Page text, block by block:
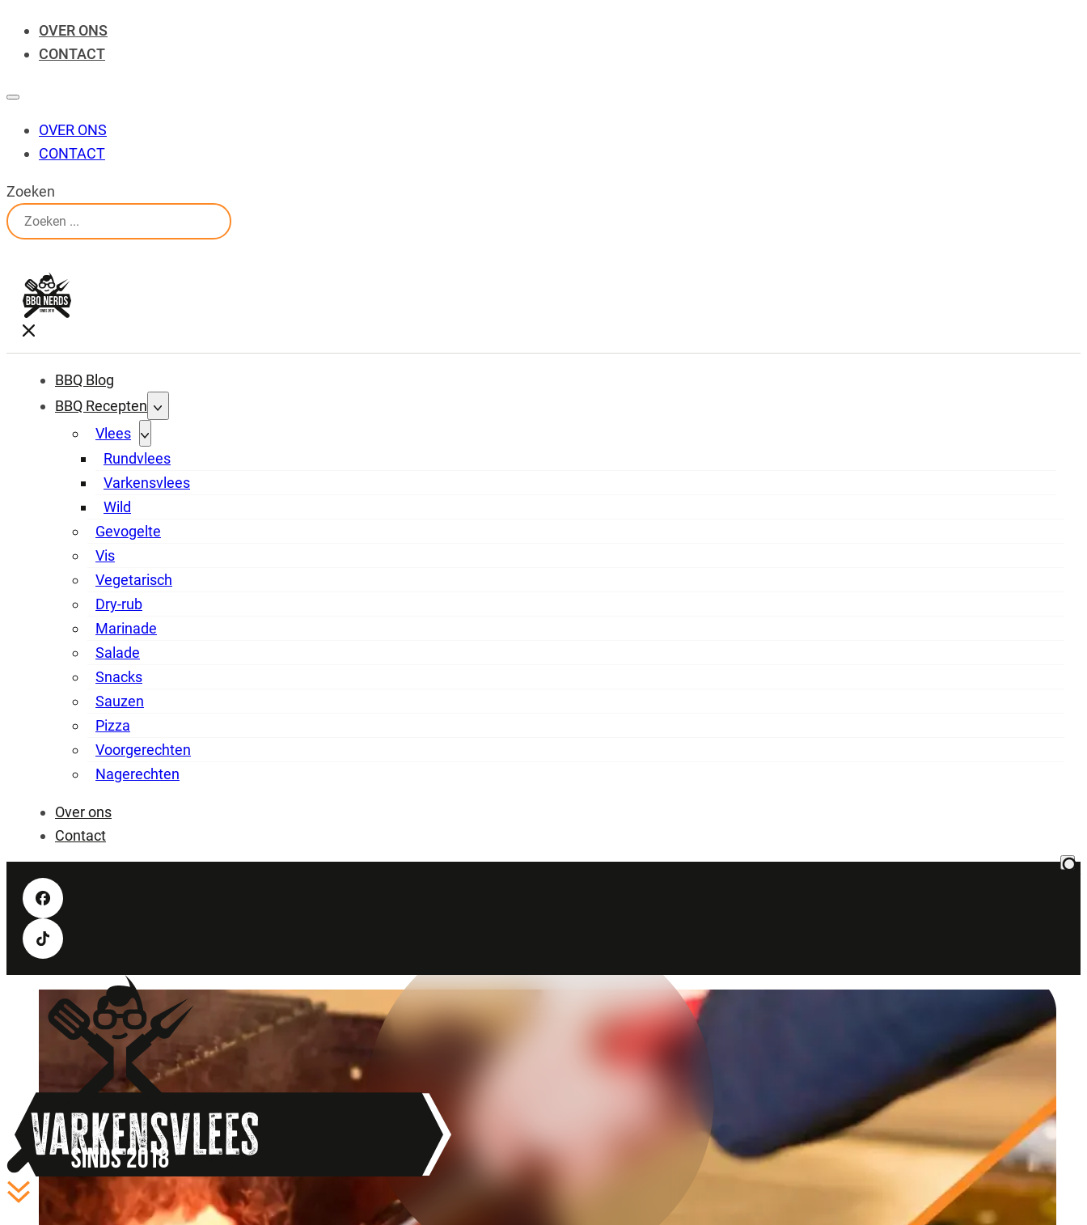
OVER ONS
CONTACT
OVER ONS
CONTACT
Zoeken
BBQ Blog
BBQ Recepten
Vlees
Rundvlees
Varkensvlees
Wild
Gevogelte
Vis
Vegetarisch
Dry-rub
Marinade
Salade
Snacks
Sauzen
Pizza
Voorgerechten
Nagerechten
Over ons
Contact
Varkensvlees